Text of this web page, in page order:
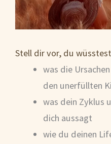
Stell dir vor, du
was die
den unerfüllten
was dein Zyklus
dich aussagt
wie du deinen